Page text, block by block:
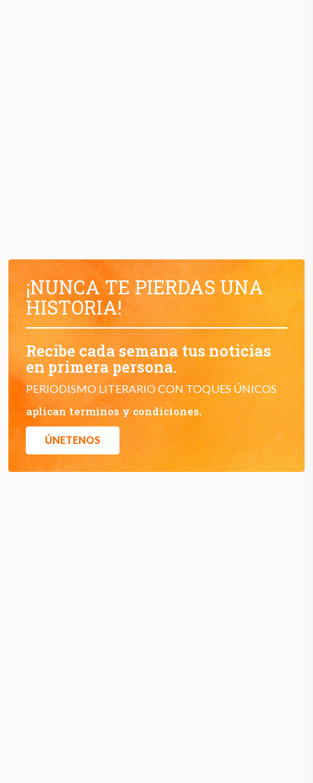
¡NUNCA TE PIERDAS UNA
HISTORIA!
Recibe cada semana tus noticias
en primera persona.
PERIODISMO LITERARIO CON TOQUES ÚNICOS
aplican terminos y condiciones.
ÚNETENOS